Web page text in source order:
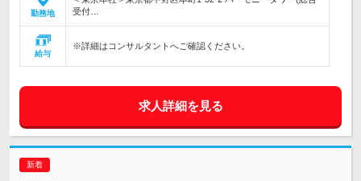
勤務地
受付…
給与
※詳細はコンサルタントへご確認ください。
求人詳細を見る